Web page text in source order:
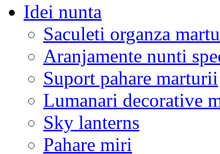
Idei nunta
Saculeti organza
Aranjamente nunti
Suport pahare marturii
Lumanari decorative
Sky lanterns
Pahare miri